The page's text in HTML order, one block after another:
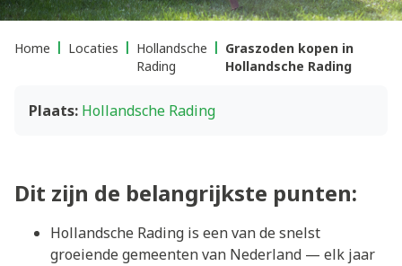
Home Locaties
Hollandsche
Rading
Graszoden kopen in
Hollandsche Rading
Plaats: Hollandsche Rading
Dit zijn de belangrijkste punten:
Hollandsche Rading is een van de snelst
groeiende gemeenten van Nederland — elk jaar